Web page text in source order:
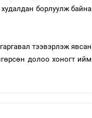
борлуулж байна
гаргавал тээвэрлэж явсан
долоо хоногт ийм